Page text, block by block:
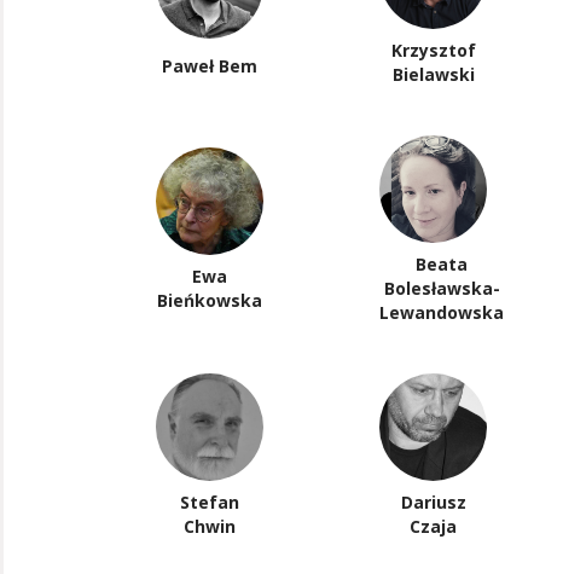
Paweł Bem
Krzysztof
Bielawski
Ewa
Bieńkowska
Beata
Bolesławska-
Lewandowska
Stefan
Chwin
Dariusz
Czaja